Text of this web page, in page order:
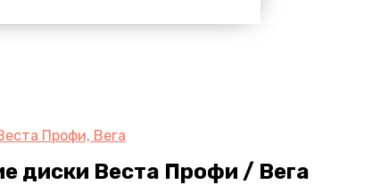
Профи, Вега
диски Веста Профи / Вега